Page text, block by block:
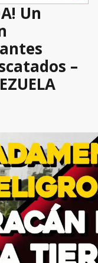
Un
–